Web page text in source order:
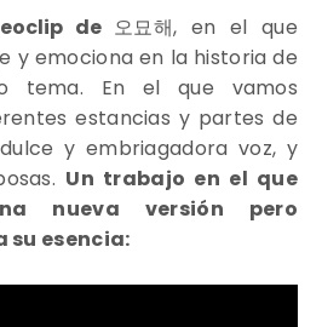
de 오묘해, en el que
y emociona en la historia de
tema. En el que vamos
estancias y partes de
y embriagadora voz, y
Un trabajo en el que
nueva versión pero
esencia: